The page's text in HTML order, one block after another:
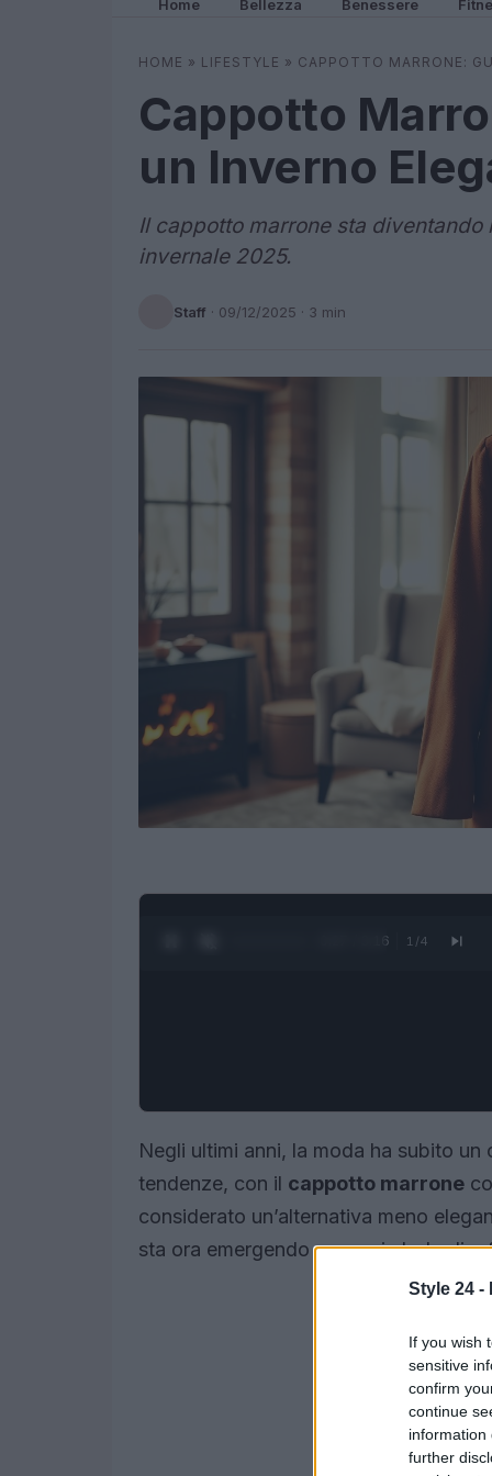
Style 24 -
If you wish
sensitive
confirm
continue
information
further
Home Bellezza Benessere
HOME » LIFESTYLE » CAPPOTTO MARRONE:
Cappotto
un Inverno
Il cappotto marrone sta
invernale 2025.
Staff · 09/12/2025 · 3 min
0:28 / 3:16 1 /4
Negli ultimi anni, la moda ha subito
tendenze, con il cappotto marrone
considerato un’alternativa meno
sta ora emergendo come simbolo di